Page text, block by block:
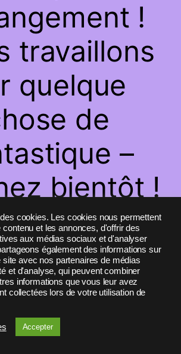
!
travaillons
quelque
de
–
bientôt !
cookies. Les cookies nous permettent
contenu et les annonces, d'offrir des
aux médias sociaux et d'analyser
également des informations sur
site avec nos partenaires de médias
et d'analyse, qui peuvent combiner
informations que vous leur avez
collectées lors de votre utilisation de
Accepter